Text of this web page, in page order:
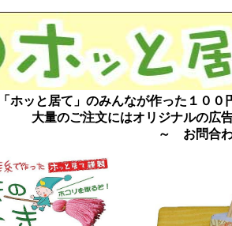
「ホッと居て」のみんなが作った１０
大量のご注文にはオリジナルの広
～ お問合